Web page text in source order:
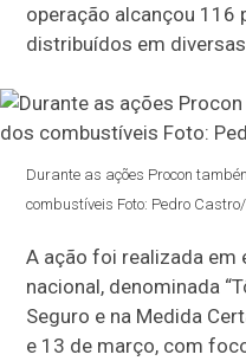
operação alcançou
distribuídos em
Durante as ações Procon
combustíveis Foto: Pedro
A ação foi realizada em
nacional, denominada
Seguro e na Medida
e 13 de março, com